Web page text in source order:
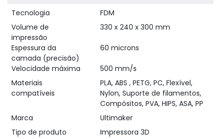
Tecnologia
FDM
Volume de
impressão
330 x 240 x 300 mm
Espessura da
camada (precisão)
60 microns
Velocidade máxima
500 mm/s
Materiais
compatíveis
PLA, ABS , PETG, PC, Flexível,
Nylon, Suporte de filamentos,
Compósitos, PVA, HIPS, ASA, PP
Marca
Ultimaker
Tipo de produto
Impressora 3D